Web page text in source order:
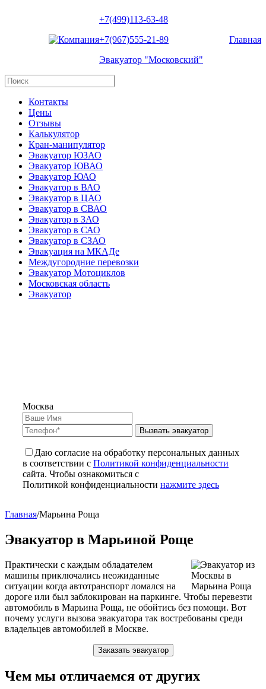
+7(499)113-63-48
+7(967)555-21-89
Эвакуатор "Московский"
Главная
Контакты
Цены
Отзывы
Калькулятор
Кран-манипулятор
Эвакуатор ЮЗАО
Эвакуатор ЮВАО
Эвакуатор ЮАО
Эвакуатор в ВАО
Эвакуатор в ЦАО
Эвакуатор в СВАО
Эвакуатор в ЗАО
Эвакуатор в САО
Эвакуатор в СЗАО
Эвакуация на МКАДе
Междугородние перевозки
Эвакуатор Мотоциклов
Московская область
Эвакуатор
Москва
Вызвать эвакуатор
Даю согласие на обработку персональных данных
в соответствии с Политикой конфиденциальности
сайта. Чтобы ознакомиться с
Политикой конфиденциальности нажмите здесь
Главная/Марьина Роща
Эвакуатор в Марьиной Роще
Практически с каждым обладателем
машины приключались неожиданные
ситуации когда автотранспорт ломался на
дороге или был заблокирован на паркинге. Чтобы перевезти
автомобиль в Марьина Роща, не обойтись без помощи. Вот
почему услуги вызова эвакуатора так востребованы среди
владельцев автомобилей в Москве.
Заказать эвакуатор
Чем мы отличаемся от других